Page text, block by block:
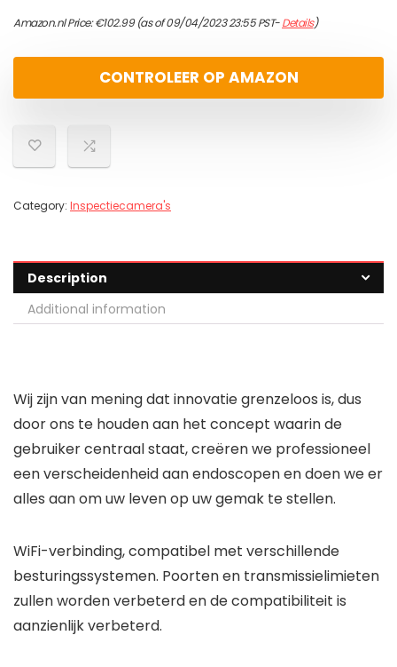
Amazon.nl Price:€102.99(as of 09/04/2023 23:55 PST-Details)
CONTROLEER OP AMAZON
Category: Inspectiecamera's
Description
Additional information
Wij zijn van mening dat innovatie grenzeloos is, dus
door ons te houden aan het concept waarin de
gebruiker centraal staat, creëren we professioneel
een verscheidenheid aan endoscopen en doen we er
alles aan om uw leven op uw gemak te stellen.
WiFi-verbinding, compatibel met verschillende
besturingssystemen. Poorten en transmissielimieten
zullen worden verbeterd en de compatibiliteit is
aanzienlijk verbeterd.